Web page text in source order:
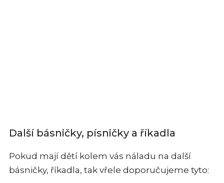
Další básničky, písničky a říkadla
Pokud mají dětí kolem vás náladu na další
básničky, říkadla, tak vřele doporučujeme tyto: